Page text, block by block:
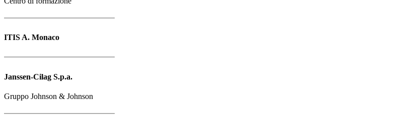
ITIS A. Monaco
Janssen-Cilag S.p.a.
Gruppo Johnson & Johnson